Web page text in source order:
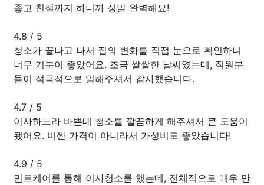
좋고 친절까지 하니까 정말 완벽해요!
4.8 / 5
청소가 끝나고 나서 집의 변화를 직접 눈으로 확인하니
너무 기분이 좋았어요. 조금 쌀쌀한 날씨였는데, 직원분
들이 적극적으로 일해주셔서 감사했습니다.
4.7 / 5
이사하느라 바쁜데 청소를 깔끔하게 해주셔서 큰 도움이
됐어요. 비싼 가격이 아니라서 가성비도 좋았습니다!
4.9 / 5
민트케어를 통해 이사청소를 했는데, 전체적으로 매우 만